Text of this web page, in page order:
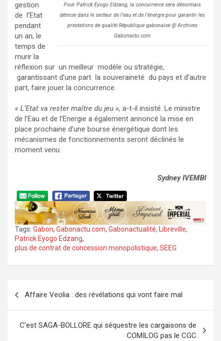
Pour Patrick Eyogo Edzang, la concurrence sera désormais
démise dans le secteur de l’eau et de l’énergie pour garantir les
prestations de qualité République gabonaise @ Archives
Gabonactu.com
gestion
de l’Etat
pendant
un an, le
temps de
murir la
réflexion sur un meilleur modèle ou stratégie,
garantissant d’une part la souveraineté du pays et d’autre
part, faire jouer la concurrence.
« L’Etat va rester maître du jeu », a-t-il insisté. Le ministre
de l’Eau et de l’Energie a également annoncé la mise en
place prochaine d’une bourse énergétique dont les
mécanismes de fonctionnements seront déclinés le
moment venu.
Sydney IVEMBI
Tags: Gabon, Gabonactu.com, Gabonactualité, Libreville,
Patrick Eyogo Edzang,
plus de contrat de concession monopolistique, SEEG
de
l’article
Affaire Veolia : des révélations qui vont faire mal
C’est SAGA-BOLLORE qui séquestre les cargaisons de
COMILOG pas le CGC